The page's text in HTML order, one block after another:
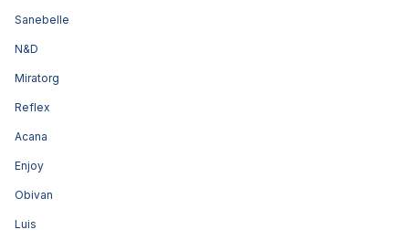
Sanebelle
N&D
Miratorg
Reflex
Acana
Enjoy
Obivan
Luis